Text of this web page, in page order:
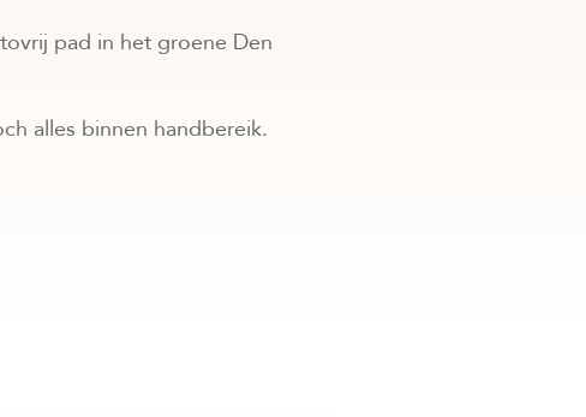
pad in het groene Den
alles binnen handbereik.